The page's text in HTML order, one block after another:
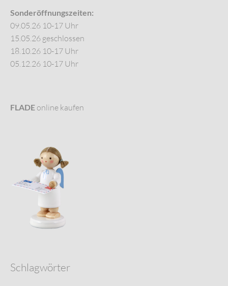
Sonderöffnungszeiten:
09.05.26 10-17 Uhr
15.05.26 geschlossen
18.10.26 10-17 Uhr
05.12.26 10-17 Uhr
FLADE online kaufen
Schlagwörter